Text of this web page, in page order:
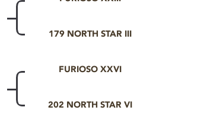
179 NORTH STAR III
FURIOSO XXVI
202 NORTH STAR VI